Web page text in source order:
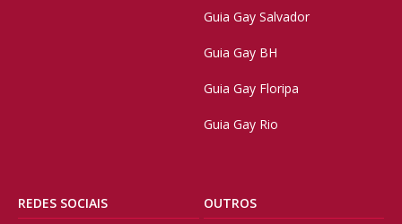
Guia Gay Salvador
Guia Gay BH
Guia Gay Floripa
Guia Gay Rio
REDES SOCIAIS OUTROS